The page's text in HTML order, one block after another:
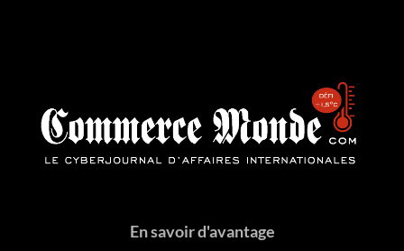
En savoir d'avantage